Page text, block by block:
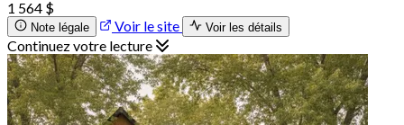
1 564 $
Note légale Voir le site Voir les détails
Continuez votre lecture